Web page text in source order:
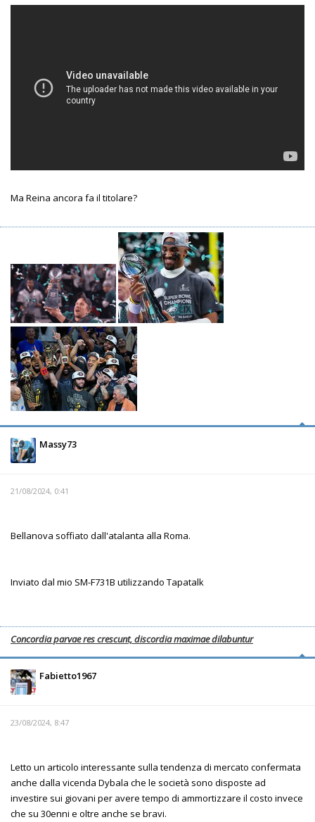
Ma Reina ancora fa il titolare?
Massy73
21/08/2024, 0:41
Bellanova soffiato dall'atalanta alla Roma.
Inviato dal mio SM-F731B utilizzando Tapatalk
Concordia parvae res crescunt, discordia maximae dilabuntur
Fabietto1967
23/08/2024, 8:47
Letto un articolo interessante sulla tendenza di mercato confermata
anche dalla vicenda Dybala che le società sono disposte ad
investire sui giovani per avere tempo di ammortizzare il costo invece
che su 30enni e oltre anche se bravi.